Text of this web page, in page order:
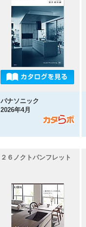
パナソニック
2026年4月
２６ノクトパンフレット